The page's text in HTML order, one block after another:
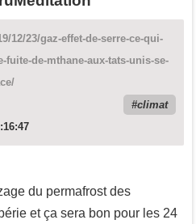
12/23/gaz-effet-de-serre-ce-qui-
fuite-de-mthane-aux-tats-unis-se-
climat
du permafrost des
et ça sera bon pour les 24